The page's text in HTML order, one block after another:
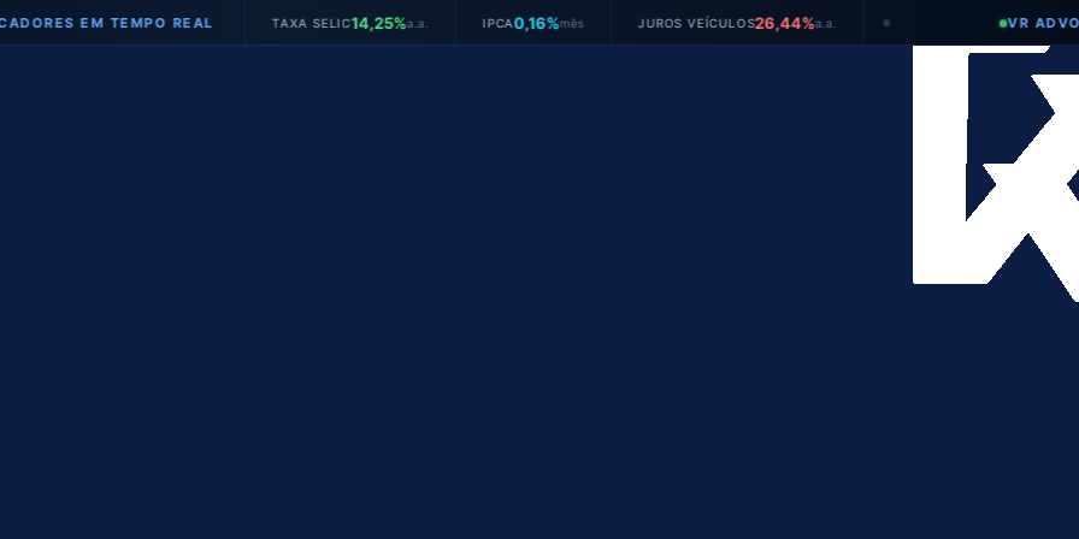
EM TEMPO REAL TAXA SELIC14,25%a.a. IPCA 0,16%mês JUROS VEÍCULOS26,44%a.a. ● VR ADVOGADOS